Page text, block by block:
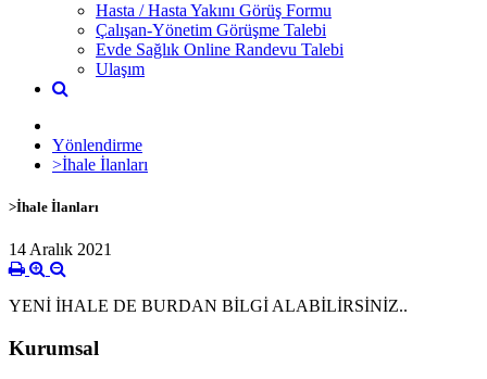
Hasta / Hasta Yakını Görüş Formu
Çalışan-Yönetim Görüşme Talebi
Evde Sağlık Online Randevu Talebi
Ulaşım
Yönlendirme
>İhale İlanları
>İhale İlanları
14 Aralık 2021
YENİ İHALE DE BURDAN BİLGİ ALABİLİRSİNİZ..
Kurumsal